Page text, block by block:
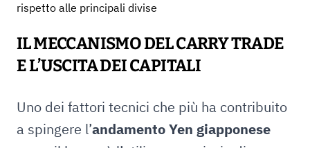
rispetto alle principali divise
IL MECCANISMO DEL CARRY TRADE
E L’USCITA DEI CAPITALI
Uno dei fattori tecnici che più ha contribuito
a spingere l’andamento Yen giapponese